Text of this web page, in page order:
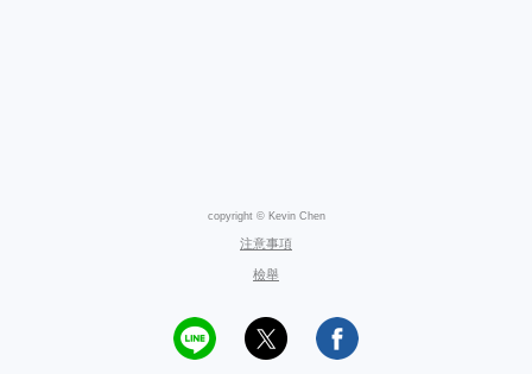
copyright © Kevin Chen
注意事項
檢舉